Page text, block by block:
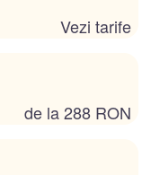
Vezi tarife
de la 288 RON